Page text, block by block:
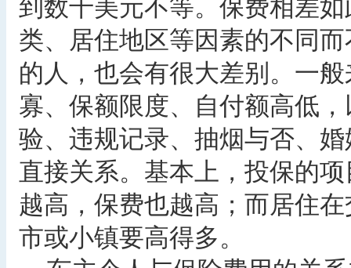
类、居住地区等因素的不同
的人，也会有很大差别。一
寡、保额限度、自付额高低
验、违规记录、抽烟与否、
直接关系。基本上，投保的
越高，保费也越高；而居住
市或小镇要高得多。